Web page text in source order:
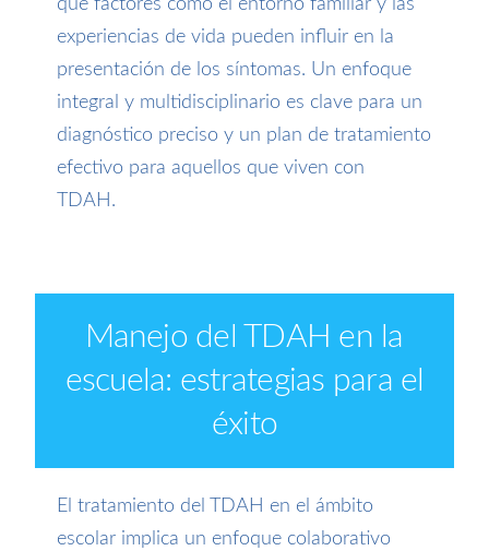
que factores como el entorno familiar y las
experiencias de vida pueden influir en la
presentación de los síntomas. Un enfoque
integral y multidisciplinario es clave para un
diagnóstico preciso y un plan de tratamiento
efectivo para aquellos que viven con
TDAH.
Manejo del TDAH en la
escuela: estrategias para el
éxito
El tratamiento del TDAH en el ámbito
escolar implica un enfoque colaborativo